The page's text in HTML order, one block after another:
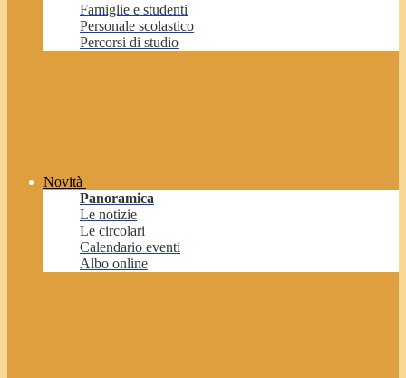
Famiglie e studenti
Personale scolastico
Percorsi di studio
Novità
Panoramica
Le notizie
Le circolari
Calendario eventi
Albo online